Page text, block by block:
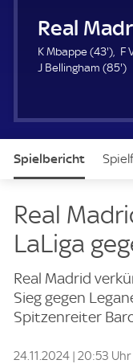
Real
K Mbappe (43'4
3
t
) F
J Bellingham (85'8
u
)
Spielbericht
Real
LaLiga
Real Madrid
Sieg gegen
Spitzenreiter
24.11.2024 | 20:53 Uhr